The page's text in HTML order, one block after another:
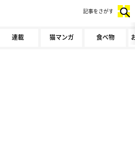
連載 猫マンガ 食べ物
記事をさがす